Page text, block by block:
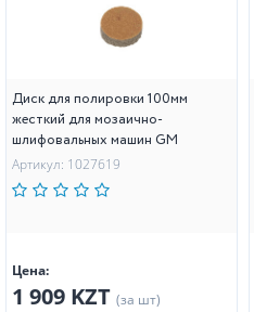
Диск для полировки 100мм
жесткий для мозаично-
шлифовальных машин GM
Артикул: 1027619
Цена:
1 909 KZT (за шт)